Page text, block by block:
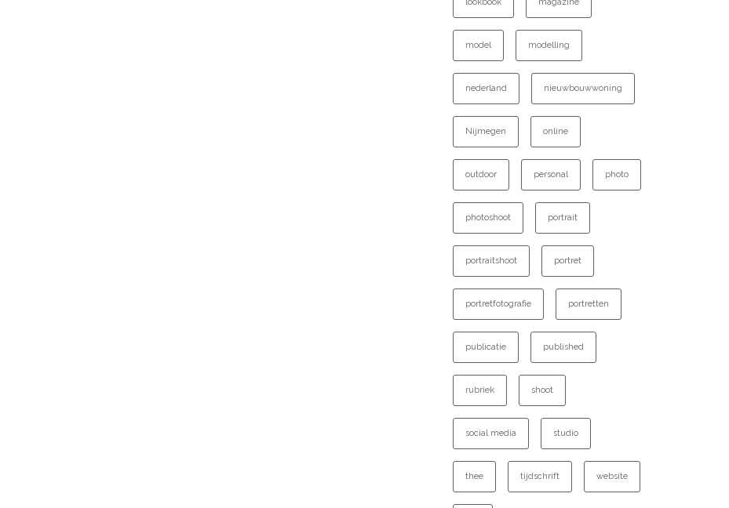
lookbook magazine
model modelling
nederland nieuwbouwwoning
Nijmegen online
outdoor personal photo
photoshoot portrait
portraitshoot portret
portretfotografie portretten
publicatie published
rubriek shoot
social media studio
thee tijdschrift website